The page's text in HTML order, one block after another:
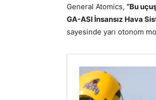
General Atomics, “Bu
GA-ASI İnsansız Hava
sayesinde yarı otonom